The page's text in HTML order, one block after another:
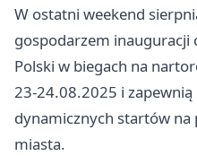
W ostatni weekend
gospodarzem inauguracji
Polski w biegach na
23-24.08.2025 i
dynamicznych startów
miasta.